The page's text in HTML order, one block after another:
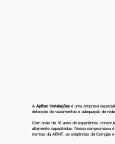
A Aplitec Instalações é uma empresa
detecção de vazamentos e adequação de
Com mais de 16 anos de experiência,
altamente capacitados. Nosso compromisso
normas da ABNT, as exigências da Comgás